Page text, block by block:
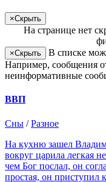
×Скрыть
На странице нет
×Скрыть
В списке
Например, сообщения
неинформативные
ВВП
Сны /Разное
На кухню зашел
вокруг царила легкая
чем Бог послал, он
простая, он приступил